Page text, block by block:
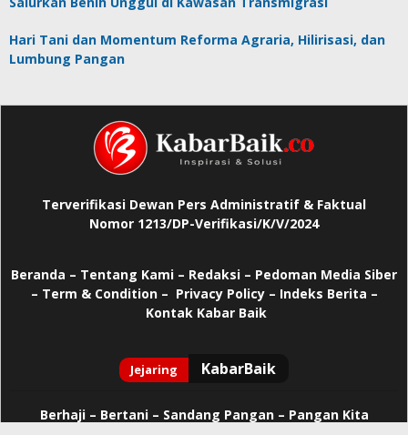
Hari Tani dan Momentum Reforma Agraria, Hilirisasi, dan
Lumbung Pangan
Terverifikasi Dewan Pers Administratif & Faktual
Nomor 1213/DP-Verifikasi/K/V/2024
Beranda – Tentang Kami – Redaksi – Pedoman Media Siber
– Term & Condition – Privacy Policy– Indeks Berita –
Kontak Kabar Baik
Berhaji– Bertani – Sandang Pangan – Pangan Kita